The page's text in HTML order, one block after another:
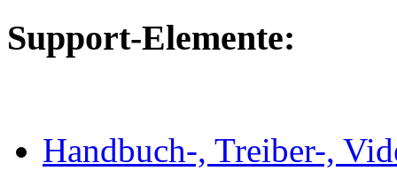
Support-Elemente:
Handbuch-, Treiber-,